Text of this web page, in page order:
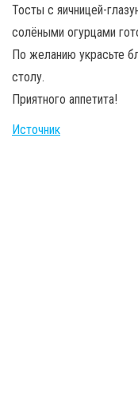
Тосты с яичницей-
солёными огурцами
По желанию украсьте
столу.
Приятного аппетита!
Источник